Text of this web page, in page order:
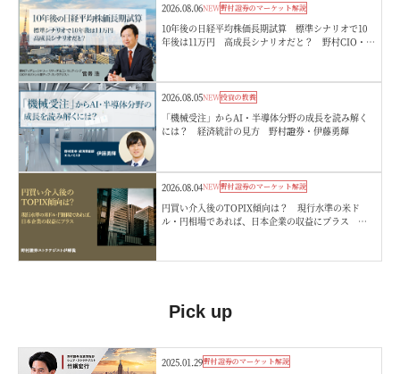
2026.08.06NEW野村證券のマーケット解説
10年後の日経平均株価長期試算 標準シナリオで10
年後は11万円 高成長シナリオだと？ 野村CIO・宮
2026.08.05NEW投資の教養
「機械受注」からAI・半導体分野の成長を読み解く
には？ 経済統計の見方 野村證券・伊藤勇輝
2026.08.04NEW野村證券のマーケット解説
円買い介入後のTOPIX傾向は？ 現行水準の米ド
ル・円相場であれば、日本企業の収益にプラス 野
Pick up
2025.01.29野村證券のマーケット解説